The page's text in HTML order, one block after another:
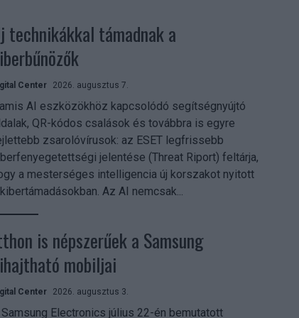
technikákkal támadnak a
Center 2026. augusztus 7.
AI eszközökhöz kapcsolódó segítségnyújtó
QR-kódos csalások és továbbra is egyre
zsarolóvírusok: az ESET legfrissebb
jelentése (Threat Riport) feltárja,
a mesterséges intelligencia új korszakot nyitott
Az AI nemcsak...
is népszerűek a Samsung
mobiljai
Center 2026. augusztus 3.
Electronics július 22-én bemutatott